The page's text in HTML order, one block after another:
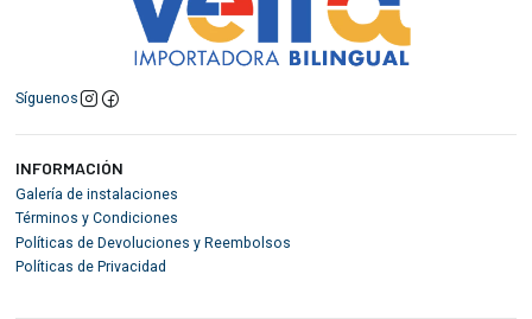
Síguenos
INFORMACIÓN
Galería de instalaciones
Términos y Condiciones
Políticas de Devoluciones y Reembolsos
Políticas de Privacidad